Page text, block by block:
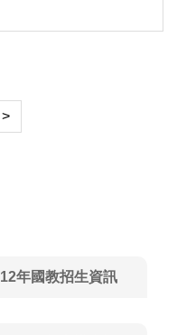
>
12年國教招生資訊